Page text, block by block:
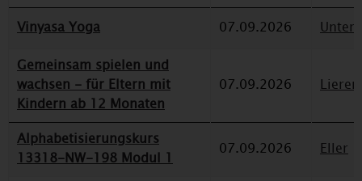
Vinyasa Yoga
07.09.2026
Gemeinsam spielen und
wachsen - für Eltern mit
Kindern ab 12 Monaten
07.09.2026
Alphabetisierungskurs
13318-NW-198 Modul 1
07.09.2026 Eller